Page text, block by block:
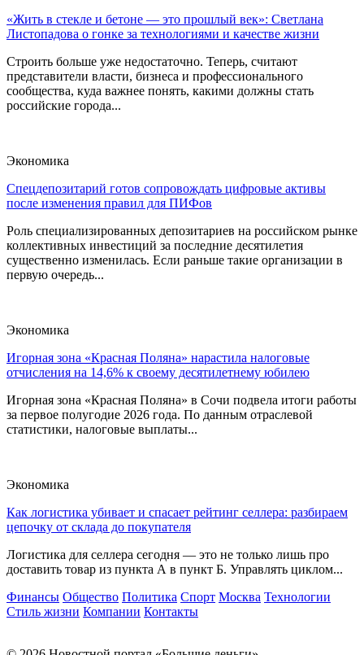
«Жить в стекле и бетоне — это прошлый век»: Светлана
Листопадова о гонке за технологиями и качестве жизни
Строить больше уже недостаточно. Теперь, считают
представители власти, бизнеса и профессионального
сообщества, куда важнее понять, какими должны стать
российские города...
Экономика
Спецдепозитарий готов сопровождать цифровые активы
после изменения правил для ПИФов
Роль специализированных депозитариев на российском рынке
коллективных инвестиций за последние десятилетия
существенно изменилась. Если раньше такие организации в
первую очередь...
Экономика
Игорная зона «Красная Поляна» нарастила налоговые
отчисления на 14,6% к своему десятилетнему юбилею
Игорная зона «Красная Поляна» в Сочи подвела итоги работы
за первое полугодие 2026 года. По данным отраслевой
статистики, налоговые выплаты...
Экономика
Как логистика убивает и спасает рейтинг селлера: разбираем
цепочку от склада до покупателя
Логистика для селлера сегодня — это не только лишь про
доставить товар из пункта А в пункт Б. Управлять циклом...
Финансы Общество Политика Спорт Москва Технологии
Стиль жизни Компании Контакты